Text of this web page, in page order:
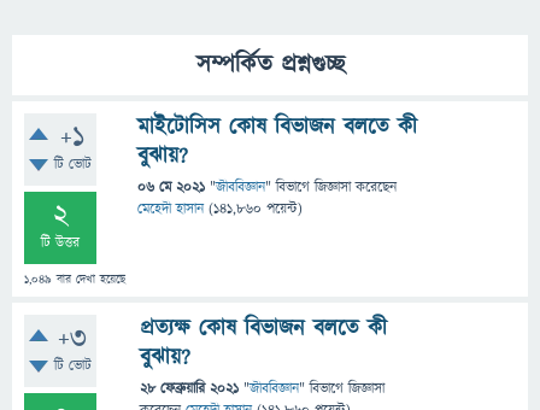
সম্পর্কিত প্রশ্নগুচ্ছ
+1
টি ভোট
2
টি উত্তর
1,049 বার দেখা হয়েছে
মাইটোসিস কোষ বিভাজন বলতে কী
বুঝায়?
06 মে 2021 "জীববিজ্ঞান" বিভাগে জিজ্ঞাসাকরেছেন
মেহেদী হাসান (141,860 পয়েন্ট)
+3
টি ভোট
প্রত্যক্ষ কোষ বিভাজন বলতে কী
বুঝায়?
28 ফেব্রুয়ারি 2021 "জীববিজ্ঞান" বিভাগে জিজ্ঞাসা